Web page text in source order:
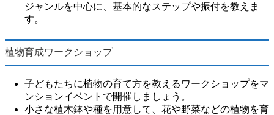
ジャンルを中心に、基本的なステップや振付を教えま
す。
植物育成ワークショップ
子どもたちに植物の育て方を教えるワークショップをマ
ンションイベントで開催しましょう。
小さな植木鉢や種を用意して、花や野菜などの植物を育